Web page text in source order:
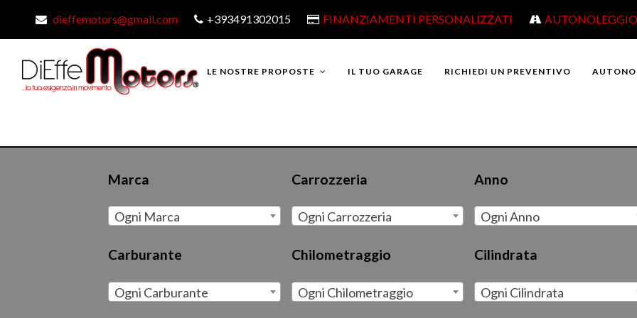
dieffemotors@gmail.com +393491302015 FINANZIAMENTI PERSONALIZZATI AUTONOLEGGIO
LE NOSTRE PROPOSTE IL TUO GARAGE RICHIEDI UN PREVENTIVO
Marca
Ogni Marca
Carrozzeria
Ogni Carrozzeria
Anno
Ogni Anno
Carburante
Ogni Carburante
Chilometraggio
Ogni Chilometraggio
Cilindrata
Ogni Cilindrata